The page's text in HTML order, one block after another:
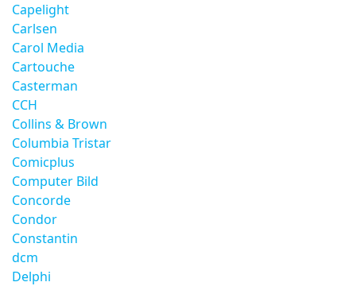
Capelight
Carlsen
Carol Media
Cartouche
Casterman
CCH
Collins & Brown
Columbia Tristar
Comicplus
Computer Bild
Concorde
Condor
Constantin
dcm
Delphi